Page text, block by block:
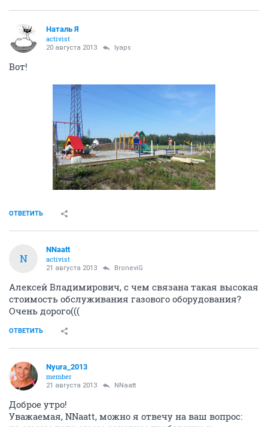
Наталь Я
activist
20 августа 2013 lyaps
Вот!
ОТВЕТИТЬ
N
NNaatt
activist
21 августа 2013 BroneviG
Алексей Владимирович, с чем связана такая высокая
стоимость обслуживания газового оборудования?
Очень дорого(((
ОТВЕТИТЬ
Nyura_2013
member
21 августа 2013 NNaatt
Доброе утро!
Уважаемая, NNaatt, можно я отвечу на ваш вопрос: